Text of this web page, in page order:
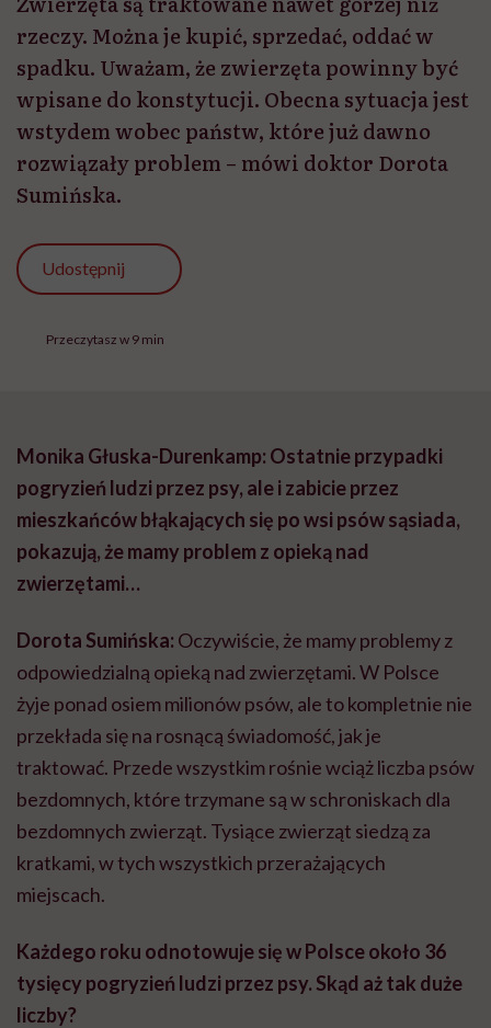
rzeczy. Można je kupić, sprzedać, oddać w
spadku. Uważam, że zwierzęta powinny być
wpisane do konstytucji. Obecna sytuacja jest
wstydem wobec państw, które już dawno
rozwiązały problem – mówi doktor Dorota
Sumińska.
Udostępnij
Przeczytasz w 9 min
Monika Głuska-Durenkamp: Ostatnie przypadki
pogryzień ludzi przez psy, ale i zabicie przez
mieszkańców błąkających się po wsi psów sąsiada,
pokazują, że mamy problem z opieką nad
zwierzętami…
Dorota Sumińska: Oczywiście, że mamy problemy z
odpowiedzialną opieką nad zwierzętami. W Polsce
żyje ponad osiem milionów psów, ale to kompletnie nie
przekłada się na rosnącą świadomość, jak je
traktować. Przede wszystkim rośnie wciąż liczba psów
bezdomnych, które trzymane są w schroniskach dla
bezdomnych zwierząt. Tysiące zwierząt siedzą za
kratkami, w tych wszystkich przerażających
miejscach.
Każdego roku odnotowuje się w Polsce około 36
tysięcy pogryzień ludzi przez psy. Skąd aż tak duże
liczby?